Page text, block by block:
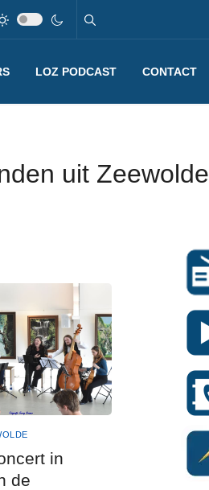
LOZ PODCAST CONTACT
uit Zeewolde
in
de